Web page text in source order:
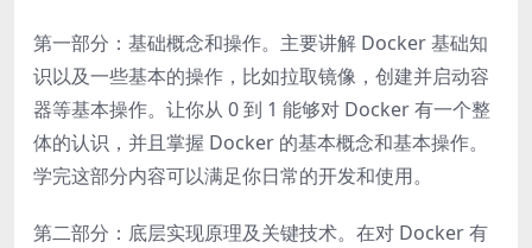
第一部分：基础概念和操作。主要讲解 Docker 基础知
识以及一些基本的操作，比如拉取镜像，创建并启动容
器等基本操作。让你从 0 到 1 能够对 Docker 有一个整
体的认识，并且掌握 Docker 的基本概念和基本操作。
学完这部分内容可以满足你日常的开发和使用。
第二部分：底层实现原理及关键技术。在对 Docker 有